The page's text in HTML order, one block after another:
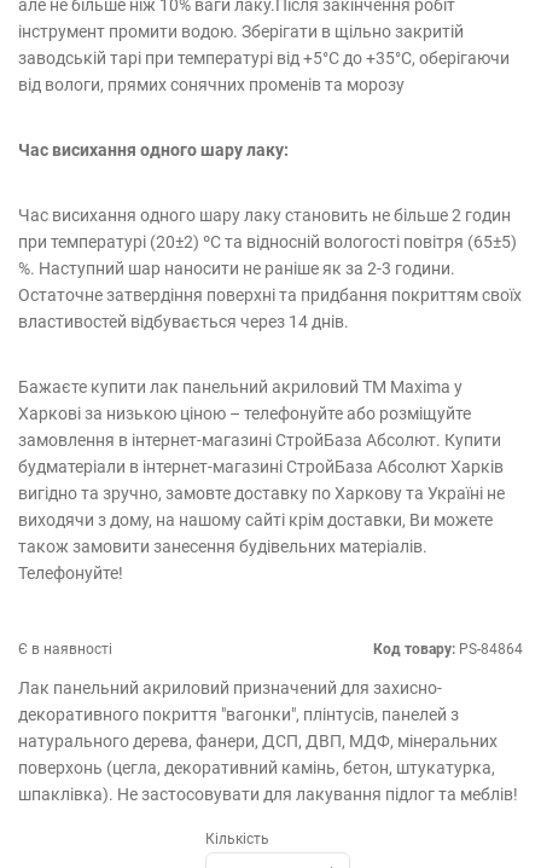
але не більше ніж 10% ваги лаку.Після закінчення робіт
інструмент промити водою. Зберігати в щільно закритій
заводській тарі при температурі від +5°С до +35°С, оберігаючи
від вологи, прямих сонячних променів та морозу
Час висихання одного шару лаку:
Час висихання одного шару лаку становить не більше 2 годин
при температурі (20±2) ºС та відносній вологості повітря (65±5)
%. Наступний шар наносити не раніше як за 2-3 години.
Остаточне затвердіння поверхні та придбання покриттям своїх
властивостей відбувається через 14 днів.
Бажаєте купити лак панельний акриловий TM Maxima у
Харкові за низькою ціною – телефонуйте або розміщуйте
замовлення в інтернет-магазині СтройБаза Абсолют. Купити
будматеріали в інтернет-магазині СтройБаза Абсолют Харків
вигідно та зручно, замовте доставку по Харкову та Україні не
виходячи з дому, на нашому сайті крім доставки, Ви можете
також замовити занесення будівельних матеріалів.
Телефонуйте!
Є в наявності Код товару: PS-84864
Лак панельний акриловий призначений для захисно-
декоративного покриття "вагонки", плінтусів, панелей з
натурального дерева, фанери, ДСП, ДВП, МДФ, мінеральних
поверхонь (цегла, декоративний камінь, бетон, штукатурка,
шпаклівка). Не застосовувати для лакування підлог та меблів!
Кількість